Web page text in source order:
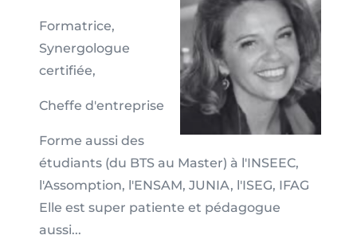
Formatrice,
Synergologue
certifiée,
Cheffe d'entreprise
Forme aussi des
étudiants (du BTS au Master) à l'INSEEC,
l'Assomption, l'ENSAM, JUNIA, l'ISEG, IFAG
Elle est super patiente et pédagogue
aussi...